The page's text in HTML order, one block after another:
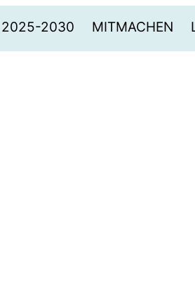
2025-2030 MITMACHEN